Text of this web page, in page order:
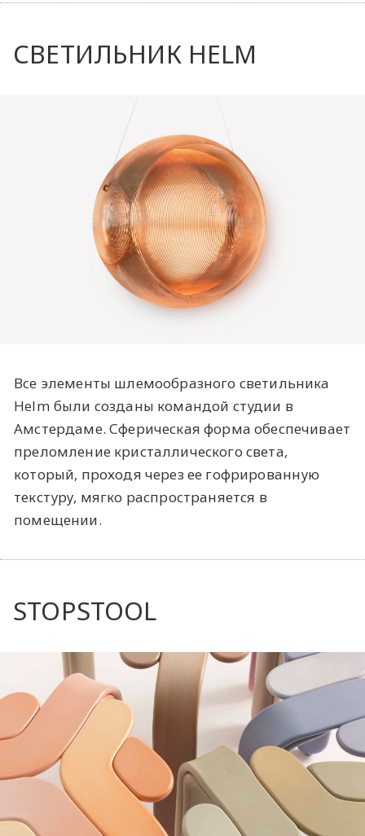
СВЕТИЛЬНИК HELM
Все элементы шлемообразного светильника
Helm были созданы командой студии в
Амстердаме. Сферическая форма обеспечивает
преломление кристаллического света,
который, проходя через ее гофрированную
текстуру, мягко распространяется в
помещении.
STOPSTOOL